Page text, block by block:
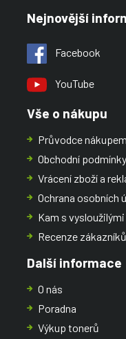
Nejnovější
Facebook
YouTube
Vše o nákupu
Průvodce nákupem
Obchodní podmínky
Vrácení zboží a
Ochrana osobních
Kam s
Recenze zákazníků
Další informace
O nás
Poradna
Výkup tonerů